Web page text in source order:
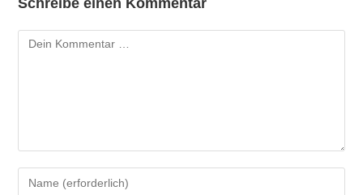
Kommentar
Gib